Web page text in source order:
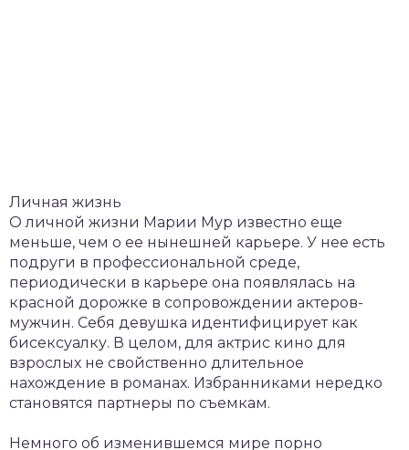
Личная жизнь
О личной жизни Марии Мур известно еще
меньше, чем о ее нынешней карьере. У нее есть
подруги в профессиональной среде,
периодически в карьере она появлялась на
красной дорожке в сопровождении актеров-
мужчин. Себя девушка идентифицирует как
бисексуалку. В целом, для актрис кино для
взрослых не свойственно длительное
нахождение в романах. Избранниками нередко
становятся партнеры по съемкам.
Немного об изменившемся мире порно